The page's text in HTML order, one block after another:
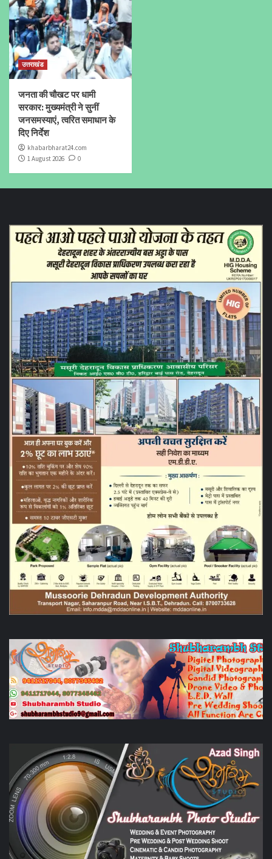
उत्तराखंड
जनता की चौखट पर धामी
सरकार: मुख्यमंत्री ने सुनीं
जनसमस्याएं, त्वरित समाधान के
दिए निर्देश
khabarbharat24.com
1 August 2026
0